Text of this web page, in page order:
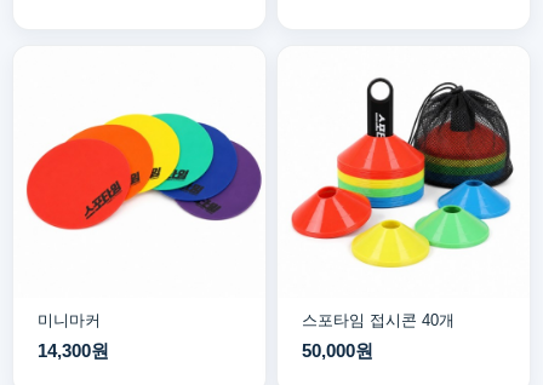
미니마커
14,300원
스포타임 접시콘 40개
50,000원